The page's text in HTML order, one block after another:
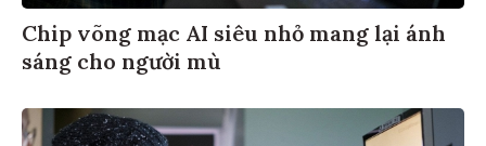
Chip võng mạc AI siêu nhỏ mang lại ánh
sáng cho người mù